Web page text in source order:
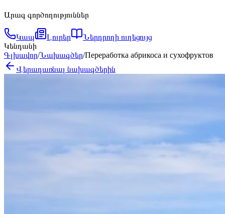
Արագ գործողություններ
Կապ Լուրեր
Ներդրողի ուղեցույց
Կենդանի
Գլխավոր/Նախագծեր/Переработка абрикоса и сухофруктов
Վերադառնալ նախագծերին